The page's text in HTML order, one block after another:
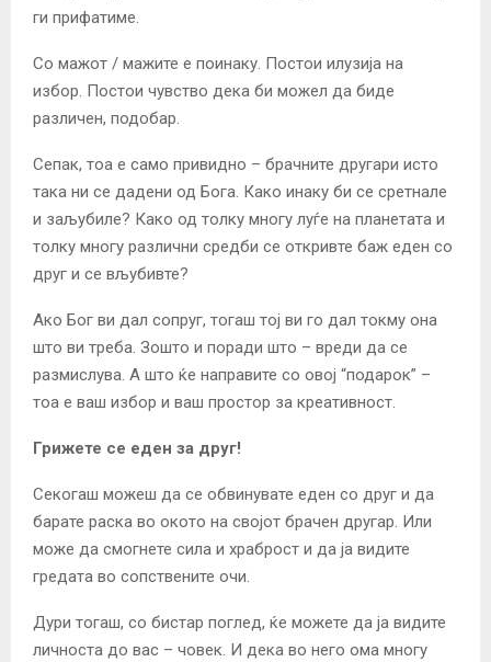
ги прифатиме.
Со мажот / мажите е поинаку. Постои илузија на
избор. Постои чувство дека би можел да биде
различен, подобар.
Сепак, тоа е само привидно – брачните другари исто
така ни се дадени од Бога. Како инаку би се сретнале
и заљубиле? Како од толку многу луѓе на планетата и
толку многу различни средби се откривте баж еден со
друг и се вљубивте?
Ако Бог ви дал сопруг, тогаш тој ви го дал токму она
што ви треба. Зошто и поради што – вреди да се
размислува. А што ќе направите со овој “подарок” –
тоа е ваш избор и ваш простор за креативност.
Грижете се еден за друг!
Секогаш можеш да се обвинувате еден со друг и да
барате раска во окото на својот брачен другар. Или
може да смогнете сила и храброст и да ја видите
гредата во сопствените очи.
Дури тогаш, со бистар поглед, ќе можете да ја видите
личноста до вас – човек. И дека во него ома многу